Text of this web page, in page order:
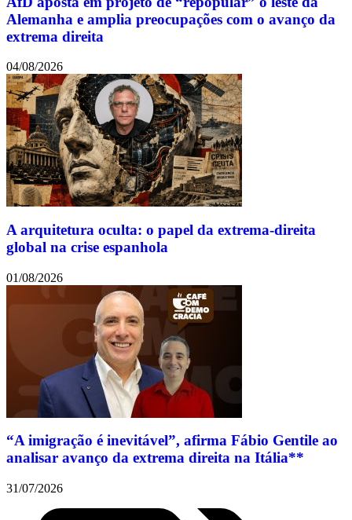
Alemanha e amplia preocupações com o avanço da
extrema direita
04/08/2026
A arquitetura oculta: o papel da extrema-direita
global na crise espanhola
01/08/2026
“A imigração é inevitável”, afirma Fábio Gentile ao
analisar avanço da extrema direita na Itália**
31/07/2026